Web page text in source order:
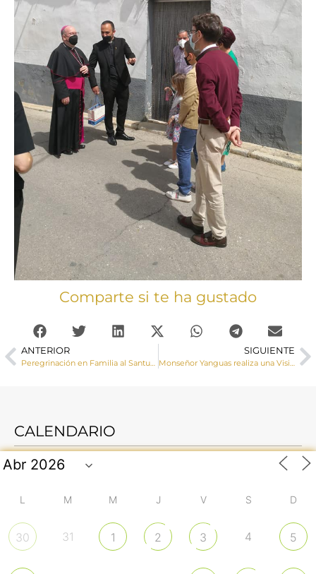
Comparte si te ha gustado
ANTERIOR
Peregrinación en Familia al Santuario de Nuestra Señora de Guadalupe
SIGUIENTE
Monseñor Yanguas realiza una Visita Pastoral a Henarejos y confirma a un grupo de jóvenes
CALENDARIO
L M M J V S D
30 31 1 2 3 4 5